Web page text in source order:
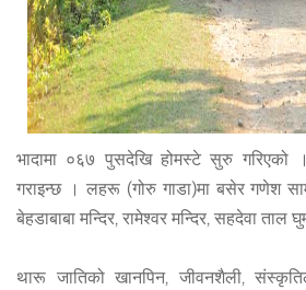
भादामा ०६७ पुसदेखि होमस्टे सुरु गरिएको
गराइन्छ । लहरू (गोरु गाडा)मा बसेर गणेश
बेहडाबाबा मन्दिर, रामेश्वर मन्दिर, सहदेवा ताल
थारू जातिको खानपिन, जीवनशैली,